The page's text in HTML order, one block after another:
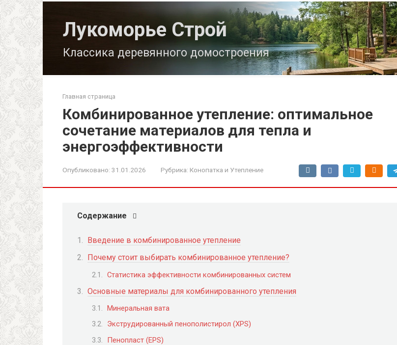
Лукоморье Строй
Классика деревянного домостроения
Главная страница
Комбинированное утепление: оптимальное
сочетание материалов для тепла и
энергоэффективности
Опубликовано: 31.01.2026 Рубрика: Конопатка и Утепление
Содержание
Введение в комбинированное утепление
Почему стоит выбирать комбинированное утепление?
Статистика эффективности комбинированных систем
Основные материалы для комбинированного утепления
Минеральная вата
Экструдированный пенополистирол (XPS)
Пенопласт (EPS)